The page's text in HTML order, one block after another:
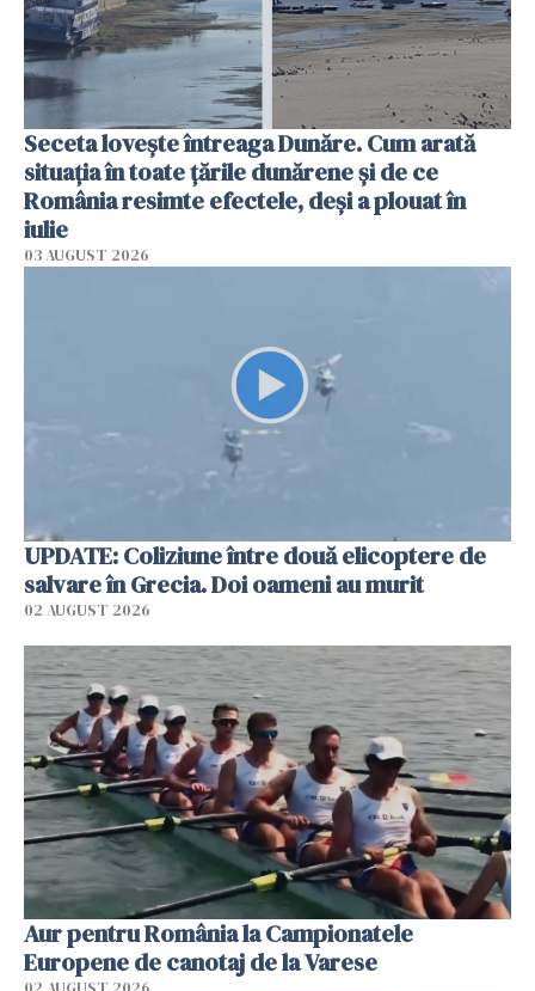
Seceta lovește întreaga Dunăre. Cum arată
situația în toate țările dunărene și de ce
România resimte efectele, deși a plouat în
iulie
03 AUGUST 2026
UPDATE: Coliziune între două elicoptere de
salvare în Grecia. Doi oameni au murit
02 AUGUST 2026
Aur pentru România la Campionatele
Europene de canotaj de la Varese